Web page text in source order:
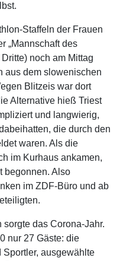
Staffeln der Frauen
„Mannschaft des
noch am Mittag
aus dem slowenischen
Blitzeis war dort
Alternative hieß Triest
und langwierig,
die durch den
waren. Als die
im Kurhaus ankamen,
begonnen. Also
im ZDF-Büro und ab
sorgte das Corona-Jahr.
nur 27 Gäste: die
ausgewählte